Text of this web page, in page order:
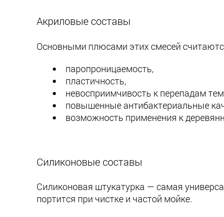
Акриловые составы
Основными плюсами этих смесей
паропроницаемость,
пластичность,
невосприимчивость к перепадам
повышенные антибактериальные
возможность применения к
Силиконовые составы
Силиконовая штукатурка — самая
портится при чистке и частой мойке.